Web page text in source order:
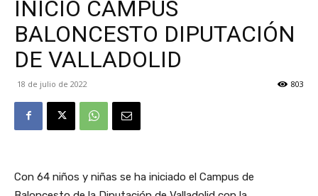
INICIO CAMPUS
BALONCESTO DIPUTACIÓN
DE VALLADOLID
18 de julio de 2022 803
Con 64 niños y niñas se ha iniciado el Campus de